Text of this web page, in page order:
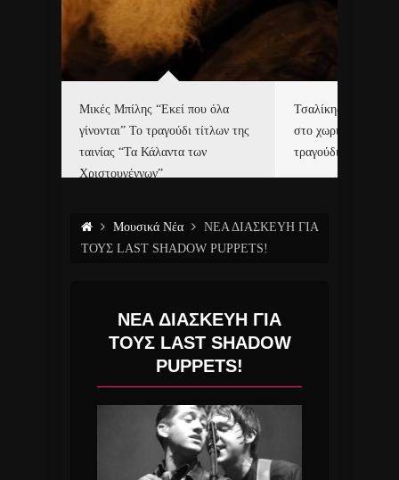
Μικές Μπίλης “Εκεί που όλα
γίνονται” Το τραγούδι τίτλων της
ταινίας “Τα Κάλαντα των
Χριστουγέννων”
Τσαλίκης,
στο χωριό του Άι
τραγούδι και video
Μουσικά Νέα
ΝΕΑ ΔΙΑΣΚΕΥΗ ΓΙΑ
ΤΟΥΣ LAST SHADOW PUPPETS!
ΝΕΑ ΔΙΑΣΚΕΥΗ ΓΙΑ
ΤΟΥΣ LAST SHADOW
PUPPETS!